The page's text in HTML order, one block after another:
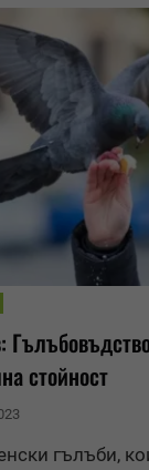
стойност
гълъби,